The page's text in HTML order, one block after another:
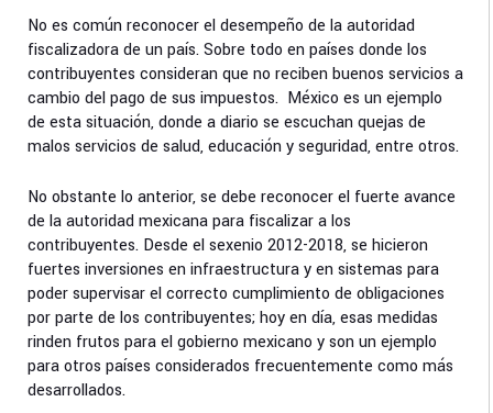
No es común reconocer el desempeño de la autoridad
fiscalizadora de un país. Sobre todo en países donde los
contribuyentes consideran que no reciben buenos servicios a
cambio del pago de sus impuestos. México es un ejemplo
de esta situación, donde a diario se escuchan quejas de
malos servicios de salud, educación y seguridad, entre otros.
No obstante lo anterior, se debe reconocer el fuerte avance
de la autoridad mexicana para fiscalizar a los
contribuyentes. Desde el sexenio 2012-2018, se hicieron
fuertes inversiones en infraestructura y en sistemas para
poder supervisar el correcto cumplimiento de obligaciones
por parte de los contribuyentes; hoy en día, esas medidas
rinden frutos para el gobierno mexicano y son un ejemplo
para otros países considerados frecuentemente como más
desarrollados.